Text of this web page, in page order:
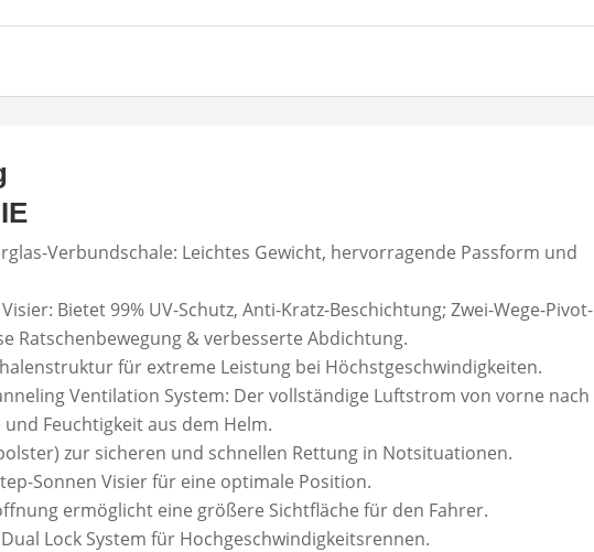
Verbundschale: Leichtes Gewicht, hervorragende Passform und
Visier: Bietet 99% UV-Schutz, Anti-Kratz-Beschichtung; Zwei-Wege-Pivot-
Ratschenbewegung & verbesserte Abdichtung.
für extreme Leistung bei Höchstgeschwindigkeiten.
Ventilation System: Der vollständige Luftstrom von vorne nach
Feuchtigkeit aus dem Helm.
zur sicheren und schnellen Rettung in Notsituationen.
Sonnen Visier für eine optimale Position.
ermöglicht eine größere Sichtfläche für den Fahrer.
Lock System für Hochgeschwindigkeitsrennen.